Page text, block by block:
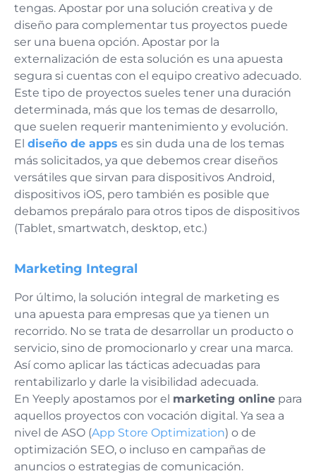
tengas. Apostar por una solución creativa y de
diseño para complementar tus proyectos puede
ser una buena opción. Apostar por la
externalización de esta solución es una apuesta
segura si cuentas con el equipo creativo adecuado.
Este tipo de proyectos sueles tener una duración
determinada, más que los temas de desarrollo,
que suelen requerir mantenimiento y evolución.
El diseño de apps es sin duda una de los temas
más solicitados, ya que debemos crear diseños
versátiles que sirvan para dispositivos Android,
dispositivos iOS, pero también es posible que
debamos prepáralo para otros tipos de dispositivos
(Tablet, smartwatch, desktop, etc.)
Marketing Integral
Por último, la solución integral de marketing es
una apuesta para empresas que ya tienen un
recorrido. No se trata de desarrollar un producto o
servicio, sino de promocionarlo y crear una marca.
Así como aplicar las tácticas adecuadas para
rentabilizarlo y darle la visibilidad adecuada.
En Yeeply apostamos por el marketing online para
aquellos proyectos con vocación digital. Ya sea a
nivel de ASO (App Store Optimization) o de
optimización SEO, o incluso en campañas de
anuncios o estrategias de comunicación.